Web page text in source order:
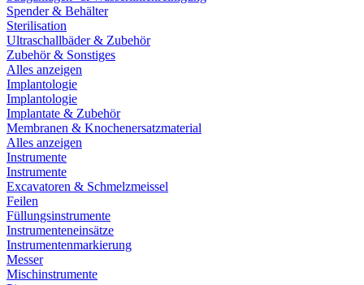
Spender & Behälter
Sterilisation
Ultraschallbäder & Zubehör
Zubehör & Sonstiges
Alles anzeigen
Implantologie
Implantologie
Implantate & Zubehör
Membranen & Knochenersatzmaterial
Alles anzeigen
Instrumente
Instrumente
Excavatoren & Schmelzmeissel
Feilen
Füllungsinstrumente
Instrumenteneinsätze
Instrumentenmarkierung
Messer
Mischinstrumente